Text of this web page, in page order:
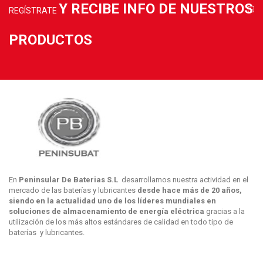
REGÍSTRATE Y RECIBE INFO DE NUESTROS
PRODUCTOS
En Peninsular De Baterias S.L desarrollamos nuestra actividad en el
mercado de las baterías y lubricantes desde hace más de 20 años,
siendo en la actualidad uno de los líderes mundiales en
soluciones de almacenamiento de energía eléctrica gracias a la
utilización de los más altos estándares de calidad en todo tipo de
baterías y lubricantes.